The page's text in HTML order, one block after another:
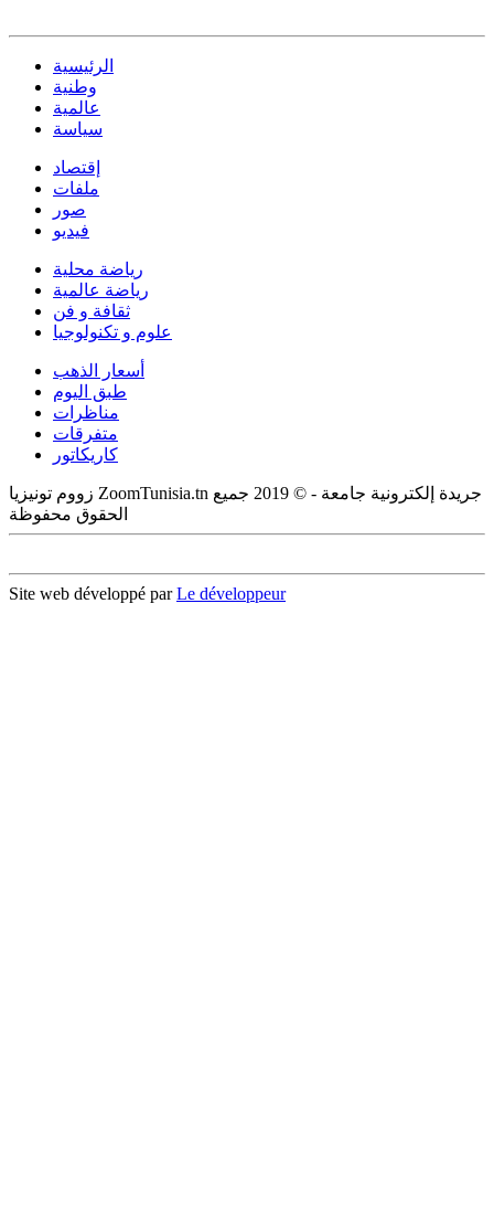
الرئيسية
وطنية
عالمية
سياسة
إقتصاد
ملفات
صور
فيديو
رياضة محلية
رياضة عالمية
ثقافة و فن
علوم و تكنولوجيا
أسعار الذهب
طبق اليوم
مناظرات
متفرقات
كاريكاتور
زووم تونيزيا ZoomTunisia.tn جريدة إلكترونية جامعة - © 2019 جميع
الحقوق محفوظة
Site web développé parLe développeur